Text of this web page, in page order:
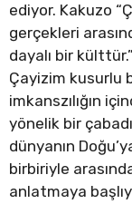
ediyor. Kakuzo
gerçekleri
dayalı bir
Çayizim kusurlu
imkanszılığın
yönelik bir
dünyanın
birbiriyle
anlatmaya